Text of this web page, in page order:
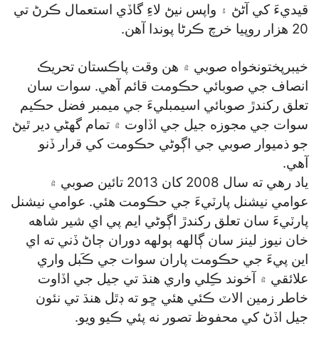
قيديءَ کي آڻڻ ۽ واپس نيڻ لاءِ گاڏي استعمال ڪرڻ تي
20 هزار روپيا خرچ ڪرڻا پوندا آهن.
خيبرپختونخواه صوبي ۾ هن وقت پاڪستان تحريڪ
انصاف جي صوبائي حڪومت قائم آهي. سوات سان
تعلق رکندڙ صوبائي اسيمبليءَ جي ميمبر فضل حڪيم
سوات جي مجوزه جيل جي اڏاوت ۾ تمام گهڻي دير ٿيڻ
جو ذميوار صوبي جي اڳوڻي حڪومت کي قرار ڏنو
آهي.
ياد رهي ته سال 2008 کان 2013 تائين صوبي ۾
عوامي نيشنل پارٽيءَ جي حڪومت هئي. عوامي نيشنل
پارٽيءَ سان تعلق رکندڙ اڳوڻي ايم پي اي شير شاهه
خان نيوز لينز سان ڳالهه ٻولهه دوران ڄاڻ ڏني ته اي
اين پيءَ جي حڪومت پاران سوات جي ڪَبل واري
علائقي ۾ آخوند ڪِلي واري هنڌ تي جيل جي اڏاوت
خاطر زمين الاٽ ڪئي هئي ڇو ته ڊٿل هنڌ تي نئون
جيل اڏڻ کي محفوظ تصور نه پئي ڪيو ويو.